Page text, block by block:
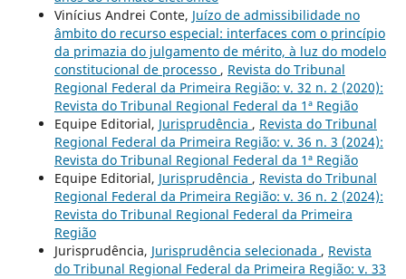
Vinícius Andrei Conte, Juízo de admissibilidade no
âmbito do recurso especial: interfaces com o princípio
da primazia do julgamento de mérito, à luz do modelo
constitucional de processo , Revista do Tribunal
Regional Federal da Primeira Região: v. 32 n. 2 (2020):
Revista do Tribunal Regional Federal da 1ª Região
Equipe Editorial, Jurisprudência , Revista do Tribunal
Regional Federal da Primeira Região: v. 36 n. 3 (2024):
Revista do Tribunal Regional Federal da 1ª Região
Equipe Editorial, Jurisprudência , Revista do Tribunal
Regional Federal da Primeira Região: v. 36 n. 2 (2024):
Revista do Tribunal Regional Federal da Primeira
Região
Jurisprudência, Jurisprudência selecionada , Revista
do Tribunal Regional Federal da Primeira Região: v. 33